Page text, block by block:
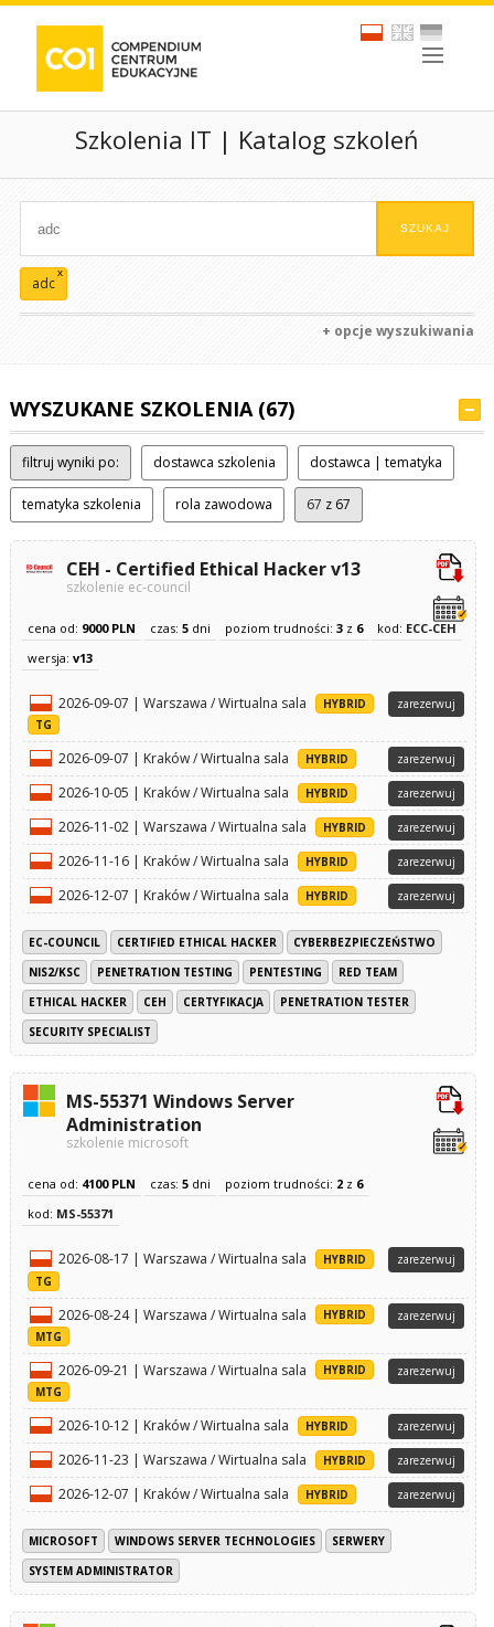
Szkolenia IT | Katalog szkoleń
adc
x
+ opcje wyszukiwania
WYSZUKANE SZKOLENIA (67)
filtruj wyniki po: dostawca szkolenia dostawca | tematyka
tematyka szkolenia rola zawodowa 67 z 67
CEH - Certified Ethical Hacker v13
szkolenie ec-council
cena od: 9000 PLN czas: 5dni poziom trudności: 3z 6 kod: ECC-CEH
wersja: v13
2026-09-07 | Warszawa / Wirtualna sala
HYBRID
TG
zarezerwuj
2026-09-07 | Kraków / Wirtualna sala HYBRID zarezerwuj
2026-10-05 | Kraków / Wirtualna sala HYBRID zarezerwuj
2026-11-02 | Warszawa / Wirtualna sala HYBRID zarezerwuj
2026-11-16 | Kraków / Wirtualna sala HYBRID zarezerwuj
2026-12-07 | Kraków / Wirtualna sala HYBRID zarezerwuj
EC-COUNCIL CERTIFIED ETHICAL HACKER
CYBERBEZPIECZEŃSTWO
NIS2/KSC
PENETRATION TESTING PENTESTING
RED TEAM
ETHICAL HACKER
CEH CERTYFIKACJA
PENETRATION TESTER
SECURITY SPECIALIST
MS-55371 Windows Server
Administration
szkolenie microsoft
cena od: 4100 PLN czas: 5dni poziom trudności: 2z 6
kod: MS-55371
2026-08-17 | Warszawa / Wirtualna sala
HYBRID
TG
zarezerwuj
2026-08-24 | Warszawa / Wirtualna sala
HYBRID
MTG
zarezerwuj
2026-09-21 | Warszawa / Wirtualna sala
HYBRID
MTG
zarezerwuj
2026-10-12 | Kraków / Wirtualna sala HYBRID zarezerwuj
2026-11-23 | Warszawa / Wirtualna sala HYBRID zarezerwuj
2026-12-07 | Kraków / Wirtualna sala HYBRID zarezerwuj
MICROSOFT WINDOWS SERVER TECHNOLOGIES
SERWERY
SYSTEM ADMINISTRATOR